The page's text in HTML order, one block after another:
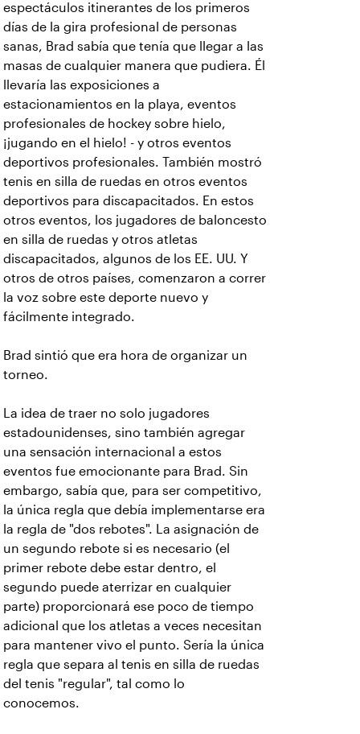
espectáculos itinerantes de los primeros
días de la gira profesional de personas
sanas, Brad sabía que tenía que llegar a las
masas de cualquier manera que pudiera. Él
llevaría las exposiciones a
estacionamientos en la playa, eventos
profesionales de hockey sobre hielo,
¡jugando en el hielo! - y otros eventos
deportivos profesionales. También mostró
tenis en silla de ruedas en otros eventos
deportivos para discapacitados. En estos
otros eventos, los jugadores de baloncesto
en silla de ruedas y otros atletas
discapacitados, algunos de los EE. UU. Y
otros de otros países, comenzaron a correr
la voz sobre este deporte nuevo y
fácilmente integrado.
Brad sintió que era hora de organizar un
torneo.
La idea de traer no solo jugadores
estadounidenses, sino también agregar
una sensación internacional a estos
eventos fue emocionante para Brad. Sin
embargo, sabía que, para ser competitivo,
la única regla que debía implementarse era
la regla de "dos rebotes". La asignación de
un segundo rebote si es necesario (el
primer rebote debe estar dentro, el
segundo puede aterrizar en cualquier
parte) proporcionará ese poco de tiempo
adicional que los atletas a veces necesitan
para mantener vivo el punto. Sería la única
regla que separa al tenis en silla de ruedas
del tenis "regular", tal como lo
conocemos.